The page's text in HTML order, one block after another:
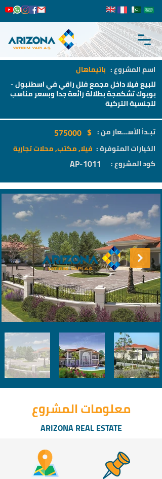
اسم المشروع :
للبيع فيلا داخل مجمع فلل راقي في اسطنبول -
بويوك تشكمجة بطلالة رائعة جدا وبسعر مناسب
للجنسية التركية
باتيماهال
تبـدأ الأســـعار من : 575000
الخيارات المتوفرة : فيلا, مكتب, محلات تجارية
كود المشروع :
AP-1011
$
معلومات المشروع
ARIZONA REAL ESTATE